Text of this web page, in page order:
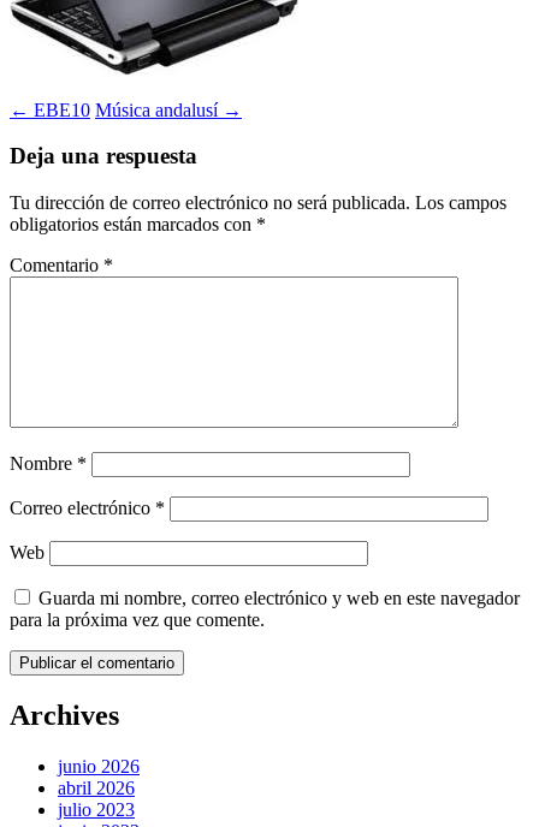
Navegación
de
entradas
← EBE10 Música andalusí →
Deja una respuesta
Tu dirección de correo electrónico no será publicada. Los campos
obligatorios están marcados con *
Comentario *
Nombre *
Correo electrónico *
Web
Guarda mi nombre, correo electrónico y web en este navegador
para la próxima vez que comente.
Archives
junio 2026
abril 2026
julio 2023